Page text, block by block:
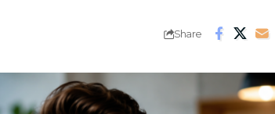
Share